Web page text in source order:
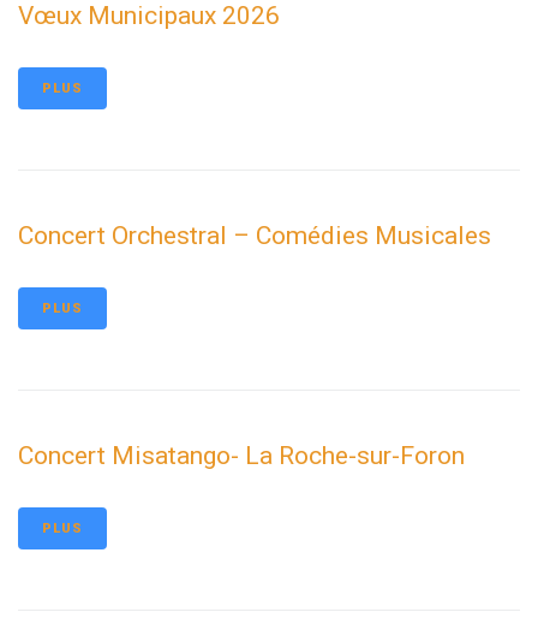
Vœux Municipaux 2026
PLUS
Concert Orchestral – Comédies Musicales
PLUS
Concert Misatango- La Roche-sur-Foron
PLUS